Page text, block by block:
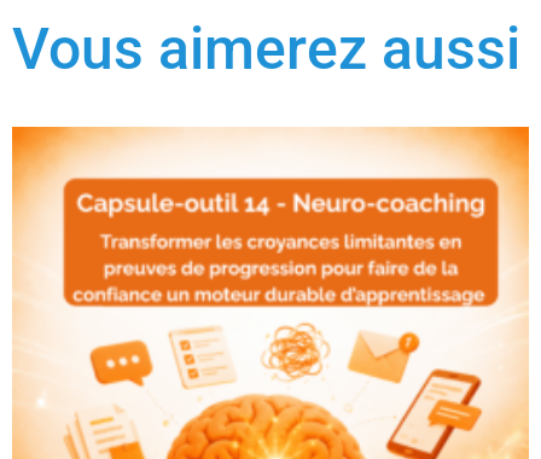
Vous aimerez aussi